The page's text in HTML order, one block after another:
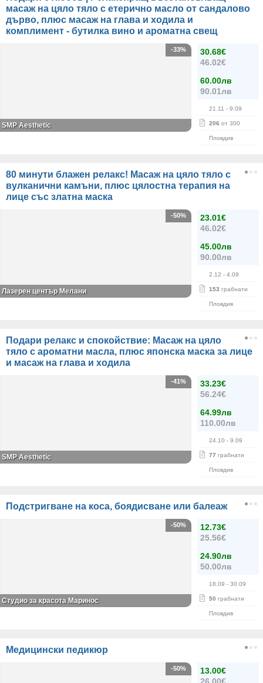
масаж на цяло тяло с етерично масло от сандалово
дърво, плюс масаж на глава и ходила и
комплимент - бутилка вино и ароматна свещ
30.68€
46.02€
60.00лв
90.01лв
21.11 - 9.09
206 от 300
Пловдив
-33%
SMP Aesthetic
80 минути блажен релакс! Масаж на цяло тяло с
вулканични камъни, плюс цялостна терапия на
лице със златна маска
23.01€
46.02€
45.00лв
90.00лв
2.12 - 4.09
153 грабнати
Пловдив
-50%
Лазерен център Мелани
Подари релакс и спокойствие: Масаж на цяло
тяло с ароматни масла, плюс японска маска за лице
и масаж на глава и ходила
33.23€
56.24€
64.99лв
110.00лв
24.10 - 9.09
77 грабнати
Пловдив
-41%
SMP Aesthetic
Подстригване на коса, боядисване или балеаж
12.73€
25.56€
24.90лв
50.00лв
18.09 - 30.09
50 грабнати
Пловдив
-50%
Студио за красота Маринос
Медицински педикюр
13.00€
-50%